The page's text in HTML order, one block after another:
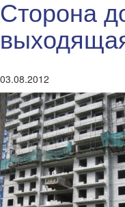
Сторона
03.08.2012